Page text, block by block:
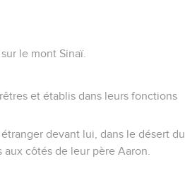
le mont Sinaï.
et établis dans leurs fonctions
devant lui, dans le désert du
côtés de leur père Aaron.